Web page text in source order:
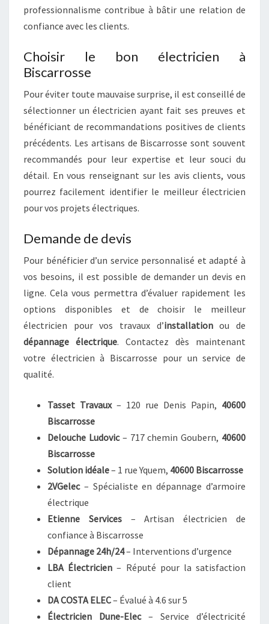
professionnalisme contribue à bâtir une relation de
confiance avec les clients.
Choisir le bon électricien à
Biscarrosse
Pour éviter toute mauvaise surprise, il est conseillé de
sélectionner un électricien ayant fait ses preuves et
bénéficiant de recommandations positives de clients
précédents. Les artisans de Biscarrosse sont souvent
recommandés pour leur expertise et leur souci du
détail. En vous renseignant sur les avis clients, vous
pourrez facilement identifier le meilleur électricien
pour vos projets électriques.
Demande de devis
Pour bénéficier d’un service personnalisé et adapté à
vos besoins, il est possible de demander un devis en
ligne. Cela vous permettra d’évaluer rapidement les
options disponibles et de choisir le meilleur
électricien pour vos travaux d’installationou de
dépannage électrique. Contactez dès maintenant
votre électricien à Biscarrosse pour un service de
qualité.
Tasset Travaux– 120 rue Denis Papin, 40600
Biscarrosse
Delouche Ludovic– 717 chemin Goubern, 40600
Biscarrosse
Solution idéale– 1 rue Yquem, 40600 Biscarrosse
2VGelec– Spécialiste en dépannage d’armoire
électrique
Etienne Services– Artisan électricien de
confiance à Biscarrosse
Dépannage 24h/24– Interventions d’urgence
LBA Électricien – Réputé pour la satisfaction
client
DA COSTA ELEC– Évalué à 4.6 sur 5
Électricien Dune-Elec– Service d’électricité